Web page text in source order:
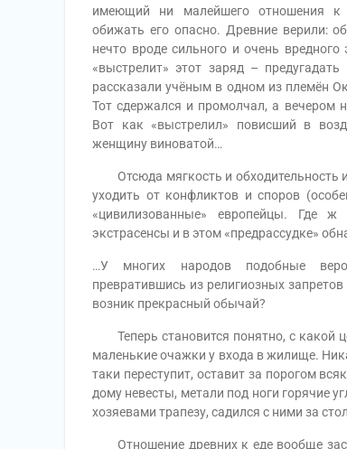
имеющий ни малейшего отношения к
обижать его опасно. Древние верили:
нечто вроде сильного и очень вредного
«выстрелит» этот заряд –
рассказали учёным в одном из племён
Тот сдержался и промолчал, а вечером
Вот как «выстрелил» повисший в
женщину виноватой…
Отсюда мягкость и обходительность
уходить от конфликтов и споров
«цивилизованные» европейцы. Где
экстрасенсы и в этом «предрассудке»
…У многих народов подобные
превратившись из религиозных
возник прекрасный обычай?
Теперь становится понятно, с какой
маленькие очажки у входа в жилище.
таки переступит, оставит за порогом
дому невесты, метали под ноги горячие
хозяевами трапезу, садился с ними за
Отношение древних к еде вообще